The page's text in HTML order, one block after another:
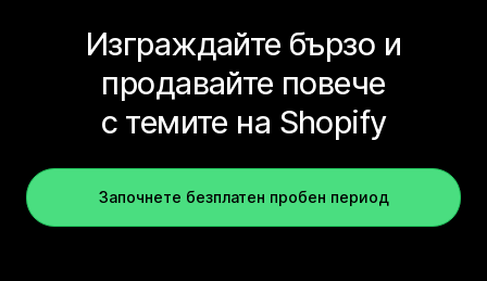
Изграждайте бързо и
продавайте повече
с темите на Shopify
Започнете безплатен пробен период